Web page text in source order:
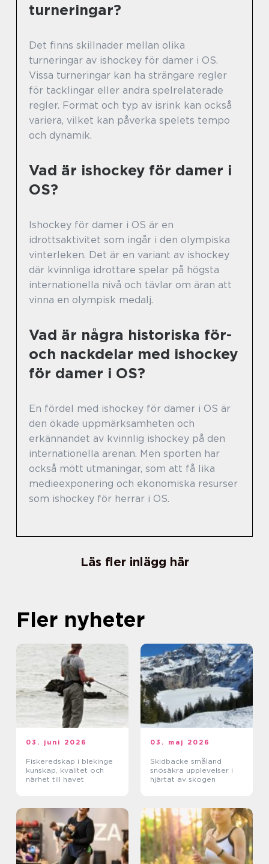
turneringar?
Det finns skillnader mellan olika
turneringar av ishockey för damer i OS.
Vissa turneringar kan ha strängare regler
för tacklingar eller andra spelrelaterade
regler. Format och typ av isrink kan också
variera, vilket kan påverka spelets tempo
och dynamik.
Vad är ishockey för damer i
OS?
Ishockey för damer i OS är en
idrottsaktivitet som ingår i den olympiska
vinterleken. Det är en variant av ishockey
där kvinnliga idrottare spelar på högsta
internationella nivå och tävlar om äran att
vinna en olympisk medalj.
Vad är några historiska för-
och nackdelar med ishockey
för damer i OS?
En fördel med ishockey för damer i OS är
den ökade uppmärksamheten och
erkännandet av kvinnlig ishockey på den
internationella arenan. Men sporten har
också mött utmaningar, som att få lika
medieexponering och ekonomiska resurser
som ishockey för herrar i OS.
Läs fler inlägg här
Fler nyheter
03. juni 2026
Fiskeredskap i blekinge
kunskap, kvalitet och
närhet till havet
03. maj 2026
Skidbacke småland
snösäkra upplevelser i
hjärtat av skogen